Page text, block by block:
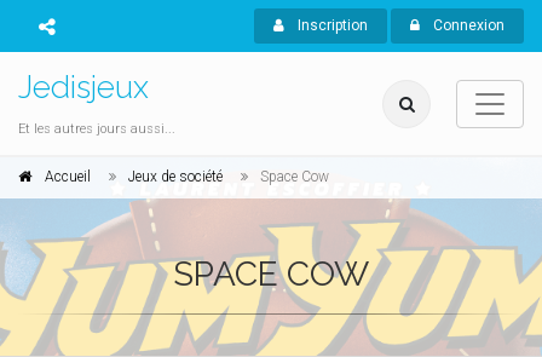
Inscription Connexion
Jedisjeux
Et les autres jours aussi...
Accueil Jeux de société Space Cow
SPACE COW